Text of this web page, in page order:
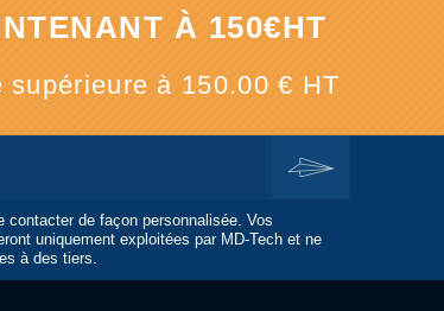
À 150€HT
à 150.00 € HT
contacter de façon personnalisée. Vos
uniquement exploitées par MD-Tech et ne
à des tiers.